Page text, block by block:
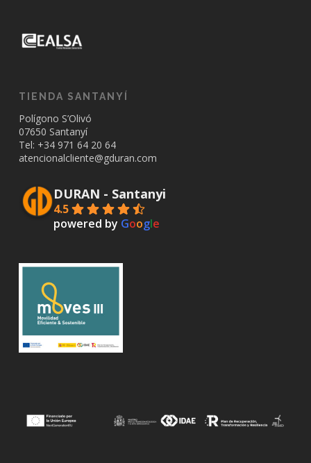
TIENDA SANTANYÍ
Polígono S’Olivó
07650 Santanyí
Tel: +34 971 64 20 64
atencionalcliente@gduran.com
DURAN - Santanyi
4.5
powered by Google